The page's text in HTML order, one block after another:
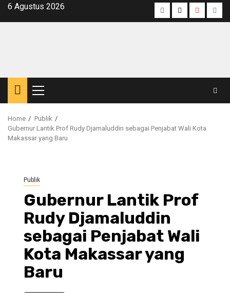
Skip6 Agustus 2026 Facebook
TwitterYoutube
Primary
Menu
Home
Publik
Gubernur Lantik Prof Rudy Djamaluddin sebagai Penjabat Wali Kota
Makassar yang Baru
Publik
Gubernur Lantik Prof
Rudy Djamaluddin
sebagai Penjabat Wali
Kota Makassar yang
Baru